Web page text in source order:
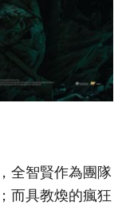
全智賢作為團隊
而具教煥的瘋狂